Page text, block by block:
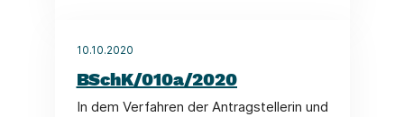
10.10.2020
BSchK/010a/2020
In dem Verfahren der Antragstellerin und